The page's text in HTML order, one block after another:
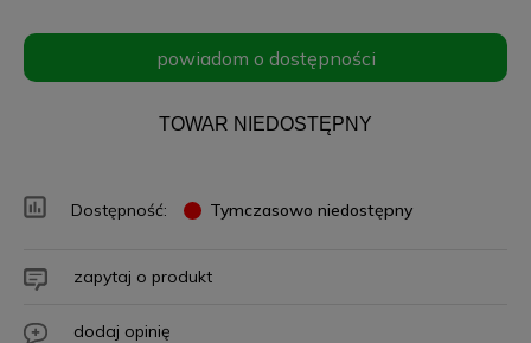
powiadom o dostępności
TOWAR NIEDOSTĘPNY
Dostępność: Tymczasowo niedostępny
zapytaj o produkt
dodaj opinię